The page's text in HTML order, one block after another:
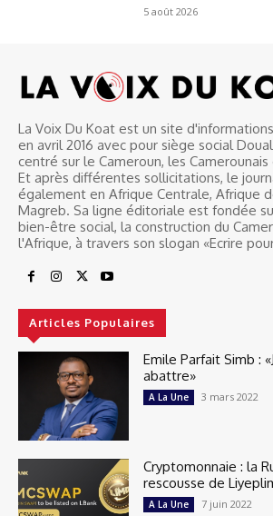
5 août 2026
La Voix Du Koat est un site
en avril 2016 avec pour siège social
centré sur le Cameroun, les
Et après différentes sollicitations, le
également en Afrique Centrale, Afrique
Magreb. Sa ligne éditoriale est fondée
bien-être social, la construction du
l'Afrique, à travers son slogan «Ecrire
Articles Populaires
Emile Parfait Simb :
abattre»
A La Une 3 mars 2022
Cryptomonnaie : la
rescousse de
A La Une 7 juin 2022